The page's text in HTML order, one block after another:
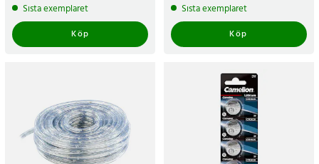
Sista exemplaret
Köp
Sista exemplaret
Köp